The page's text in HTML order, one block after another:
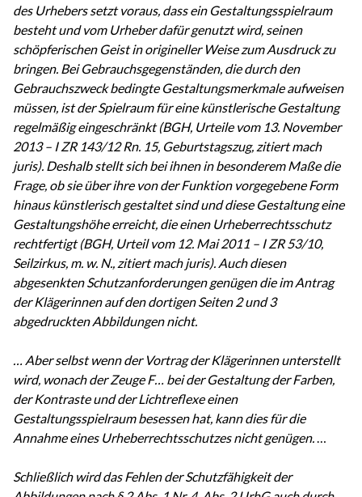
des Urhebers setzt voraus, dass ein Gestaltungsspielraum
besteht und vom Urheber dafür genutzt wird, seinen
schöpferischen Geist in origineller Weise zum Ausdruck zu
bringen. Bei Gebrauchsgegenständen, die durch den
Gebrauchszweck bedingte Gestaltungsmerkmale aufweisen
müssen, ist der Spielraum für eine künstlerische Gestaltung
regelmäßig eingeschränkt (BGH, Urteile vom 13. November
2013 – I ZR 143/12 Rn. 15, Geburtstagszug, zitiert mach
juris). Deshalb stellt sich bei ihnen in besonderem Maße die
Frage, ob sie über ihre von der Funktion vorgegebene Form
hinaus künstlerisch gestaltet sind und diese Gestaltung eine
Gestaltungshöhe erreicht, die einen Urheberrechtsschutz
rechtfertigt (BGH, Urteil vom 12. Mai 2011 – I ZR 53/10,
Seilzirkus, m. w. N., zitiert mach juris). Auch diesen
abgesenkten Schutzanforderungen genügen die im Antrag
der Klägerinnen auf den dortigen Seiten 2 und 3
abgedruckten Abbildungen nicht.
… Aber selbst wenn der Vortrag der Klägerinnen unterstellt
wird, wonach der Zeuge F… bei der Gestaltung der Farben,
der Kontraste und der Lichtreflexe einen
Gestaltungsspielraum besessen hat, kann dies für die
Annahme eines Urheberrechtsschutzes nicht genügen.…
Schließlich wird das Fehlen der Schutzfähigkeit der